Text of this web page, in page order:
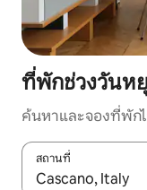
ที่พักช่วงวันห
ค้นหาและจองที่พักไ
สถานที่
ใช้ลูกศรขึ้นลง หรือใ